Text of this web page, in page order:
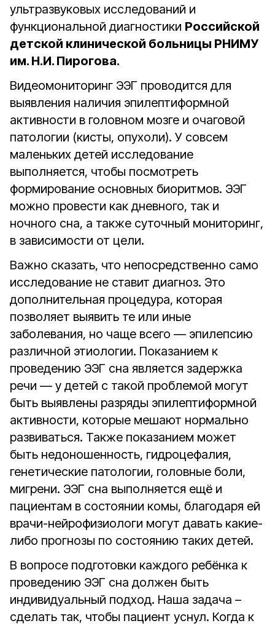
ультразвуковых исследований и
функциональной диагностики Российской
детской клинической больницы РНИМУ
им. Н.И. Пирогова.
Видеомониторинг ЭЭГ проводится для
выявления наличия эпилептиформной
активности в головном мозге и очаговой
патологии (кисты, опухоли). У совсем
маленьких детей исследование
выполняется, чтобы посмотреть
формирование основных биоритмов. ЭЭГ
можно провести как дневного, так и
ночного сна, а также суточный мониторинг,
в зависимости от цели.
Важно сказать, что непосредственно само
исследование не ставит диагноз. Это
дополнительная процедура, которая
позволяет выявить те или иные
заболевания, но чаще всего — эпилепсию
различной этиологии. Показанием к
проведению ЭЭГ сна является задержка
речи — у детей с такой проблемой могут
быть выявлены разряды эпилептиформной
активности, которые мешают нормально
развиваться. Также показанием может
быть недоношенность, гидроцефалия,
генетические патологии, головные боли,
мигрени. ЭЭГ сна выполняется ещё и
пациентам в состоянии комы, благодаря ей
врачи-нейрофизиологи могут давать какие-
либо прогнозы по состоянию таких детей.
В вопросе подготовки каждого ребёнка к
проведению ЭЭГ сна должен быть
индивидуальный подход. Наша задача –
сделать так, чтобы пациент уснул. Когда к